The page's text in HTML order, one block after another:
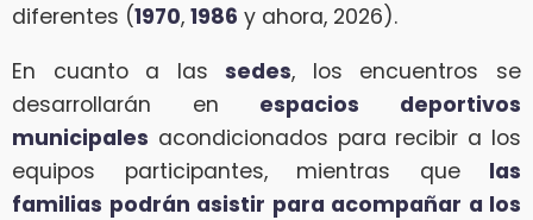
diferentes (1970, 1986 y ahora, 2026).
En cuanto a lassedes, los encuentros se
desarrollarán en espacios deportivos
municipales acondicionados para recibir a los
equipos participantes, mientras que las
familias podrán asistir para acompañar a los